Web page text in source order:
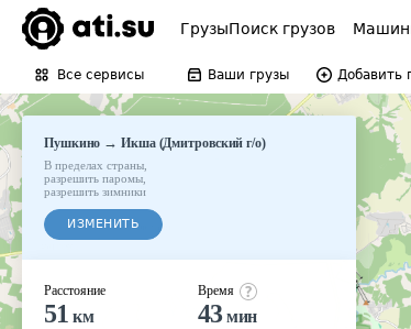
ГрузыПоиск грузов
Все сервисы Ваши грузы Добавить
Пушкино →Икша (Дмитровский г/о)
В пределах страны
разрешить паромы
разрешить зимники
ИЗМЕНИТЬ
Расстояние
51 км
Время
43мин